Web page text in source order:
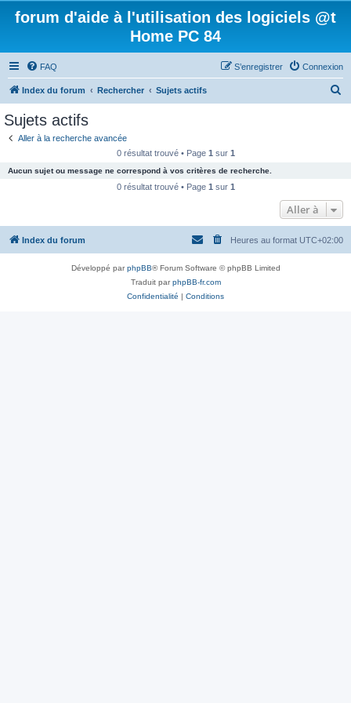
forum d'aide à l'utilisation des logiciels @t
Home PC 84
FAQ Connexion
S’enregistrer
Index du forum Rechercher Sujets actifs
c
e
Sujets actifs
Aller à la recherche avancée
0 résultat trouvé • Page 1 sur 1
Aucun sujet ou message ne correspond à vos critères de recherche.
0 résultat trouvé • Page 1 sur 1
Aller à
Index du forum Heures au format UTC+02:00
Développé parphpBB® Forum Software © phpBB Limited
Traduit parphpBB-fr.com
Confidentialité | Conditions